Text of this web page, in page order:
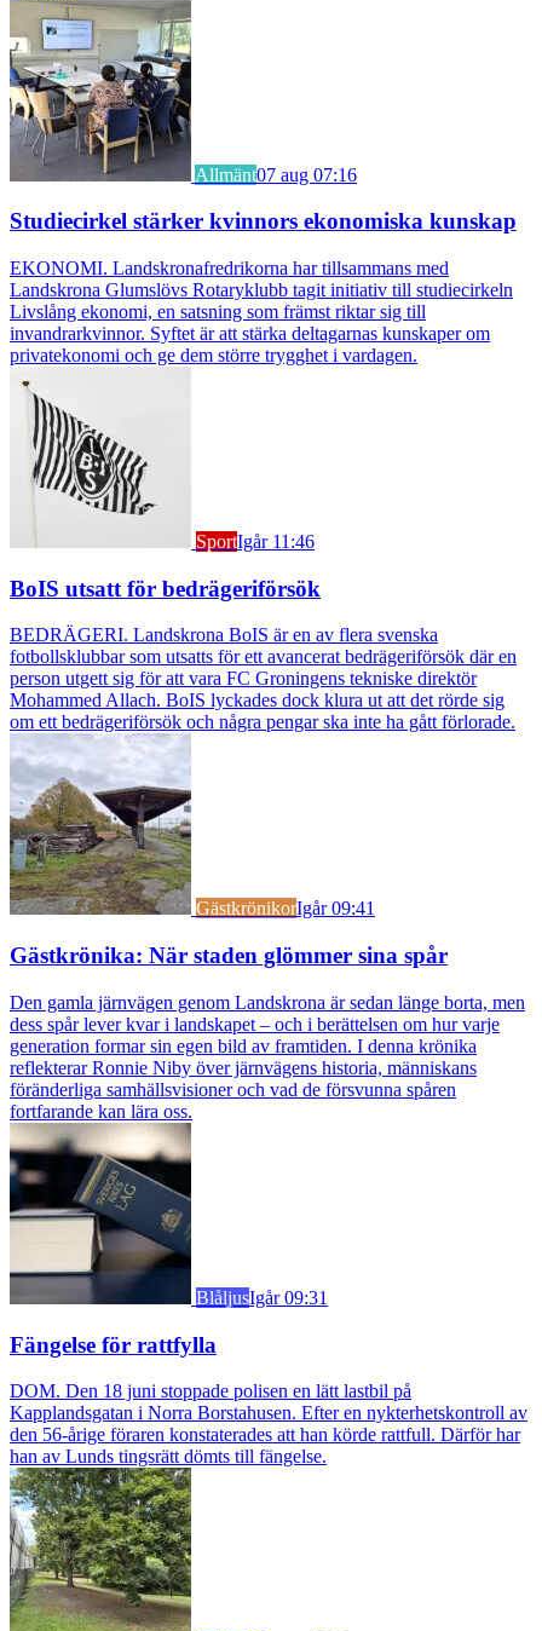
Allmänt07 aug 07:16
Studiecirkel stärker kvinnors ekonomiska kunskap
EKONOMI. Landskronafredrikorna har tillsammans med
Landskrona Glumslövs Rotaryklubb tagit initiativ till studiecirkeln
Livslång ekonomi, en satsning som främst riktar sig till
invandrarkvinnor. Syftet är att stärka deltagarnas kunskaper om
privatekonomi och ge dem större trygghet i vardagen.
SportIgår 11:46
BoIS utsatt för bedrägeriförsök
BEDRÄGERI. Landskrona BoIS är en av flera svenska
fotbollsklubbar som utsatts för ett avancerat bedrägeriförsök där en
person utgett sig för att vara FC Groningens tekniske direktör
Mohammed Allach. BoIS lyckades dock klura ut att det rörde sig
om ett bedrägeriförsök och några pengar ska inte ha gått förlorade.
GästkrönikorIgår 09:41
Gästkrönika: När staden glömmer sina spår
Den gamla järnvägen genom Landskrona är sedan länge borta, men
dess spår lever kvar i landskapet – och i berättelsen om hur varje
generation formar sin egen bild av framtiden. I denna krönika
reflekterar Ronnie Niby över järnvägens historia, människans
föränderliga samhällsvisioner och vad de försvunna spåren
fortfarande kan lära oss.
BlåljusIgår 09:31
Fängelse för rattfylla
DOM. Den 18 juni stoppade polisen en lätt lastbil på
Kapplandsgatan i Norra Borstahusen. Efter en nykterhetskontroll av
den 56-årige föraren konstaterades att han körde rattfull. Därför har
han av Lunds tingsrätt dömts till fängelse.